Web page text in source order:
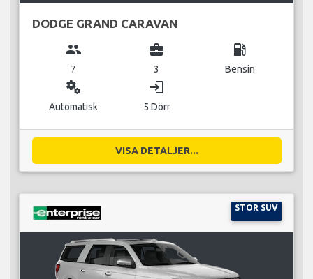
DODGE GRAND CARAVAN
group
7
business_center
3
local_gas_station
Bensin
miscellaneous_services
Automatisk
login
5 Dörr
VISA DETALJER...
STOR SUV